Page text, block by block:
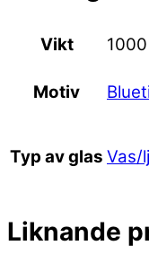
Vikt
Motiv
Typ av glas Vas/
Liknande